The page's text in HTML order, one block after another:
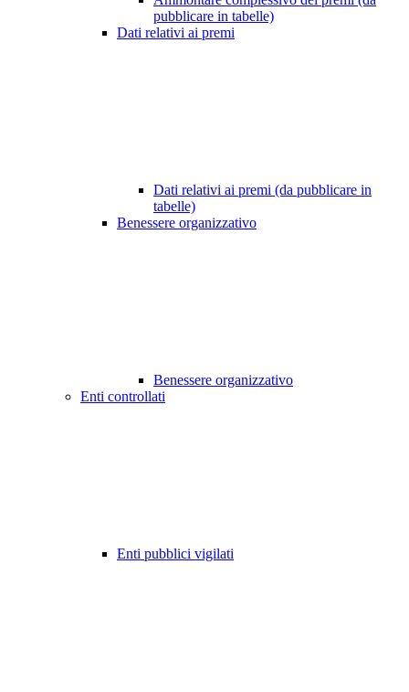
pubblicare in tabelle)
Dati relativi ai premi
Dati relativi ai premi (da pubblicare in
tabelle)
Benessere organizzativo
Benessere organizzativo
Enti controllati
Enti pubblici vigilati